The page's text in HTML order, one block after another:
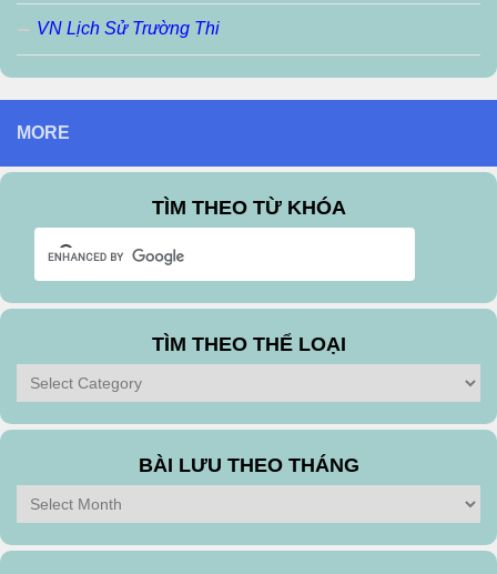
VN Lịch Sử Trường Thi
MORE
TÌM THEO TỪ KHÓA
TÌM THEO THỂ LOẠI
Tìm
theo
Thể
BÀI LƯU THEO THÁNG
Bài
Lưu
Theo